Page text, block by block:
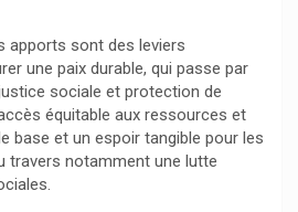
apports sont des leviers
une paix durable, qui passe par
sociale et protection de
équitable aux ressources et
base et un espoir tangible pour les
travers notamment une lutte